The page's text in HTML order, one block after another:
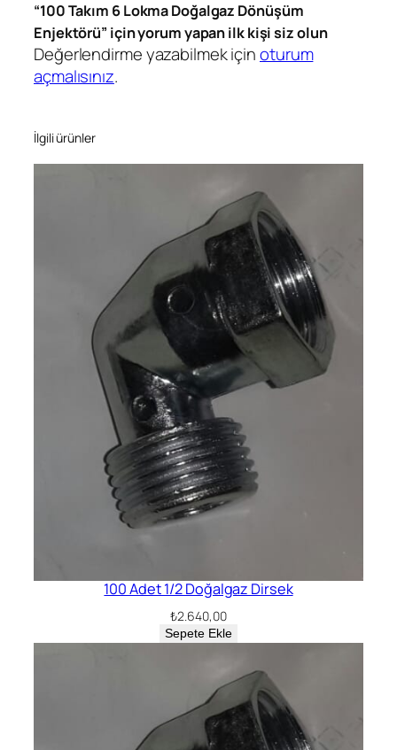
ş
ü
m
E
j
e
“100 Takım 6 Lokma Doğalgaz Dönüşüm
Enjektörü” için yorum yapan ilk kişi siz olun
Değerlendirme yazabilmek içinoturum
açmalısınız.
İlgili ürünler
100 Adet 1/2 Doğalgaz Dirsek
₺2.640,00
Sepete Ekle